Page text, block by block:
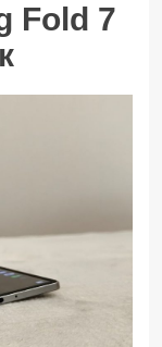
Fold 7